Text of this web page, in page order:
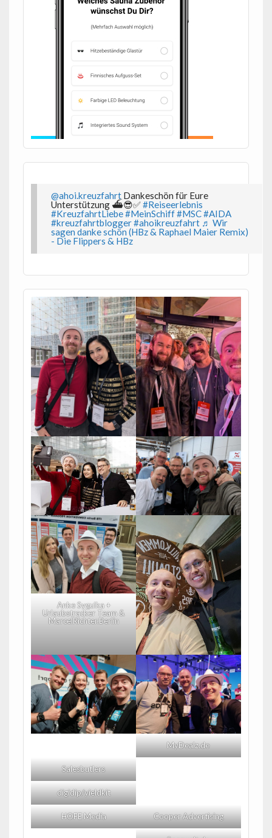
@ahoi.kreuzfahrt Dankeschön für Eure
Unterstützung ⛴️😎✅#Reiseerlebnis
#KreuzfahrtLiebe#MeinSchiff#MSC#AIDA
#kreuzfahrtblogger#ahoikreuzfahrt ♬ Wir
sagen danke schön (HBz & Raphael Maier Remix)
- Die Flippers & HBz
Anke Sygulka +
Urlaubstracker Team &
MarcelRichter.Berlin
MyDealz.de
Salesbutlers
digidip/yieldkit
HOFE Media Cooper Advertising